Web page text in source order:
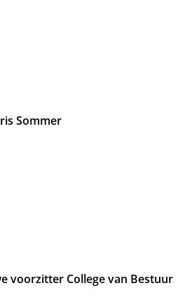
Sommer
voorzitter College van Bestuur